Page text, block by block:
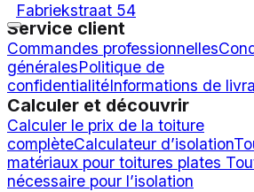
Fabriekstraat 54
Service client
Commandes professionnelles
généralesPolitique de
confidentialitéInformations de
Calculer et découvrir
Calculer le prix de la toiture
complèteCalculateur d’isolation
matériaux pour toitures plates
nécessaire pour l’isolation